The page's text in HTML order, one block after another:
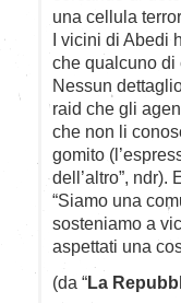
una cellula
I vicini di Abedi
che qualcuno di
Nessun
raid che gli
che non li
gomito
dell’altro”, ndr).
“Siamo una
sosteniamo a
aspettati una
(da “La